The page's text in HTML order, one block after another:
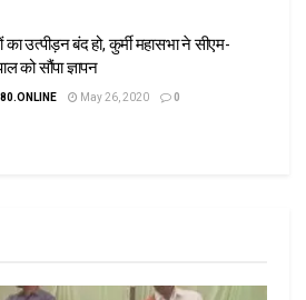
का उत्पीड़न बंद हो, कुर्मी महासभा ने सीएम-
को सौंपा ज्ञापन
May 26, 2020 0